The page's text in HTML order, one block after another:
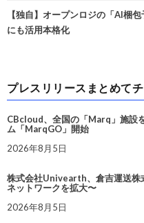
【独自】オープンロジの「AI梱
にも活用本格化
プレスリリースまとめて
CBcloud、全国の「Marq」施設
ム「MarqGO」開始
2026年8月5日
株式会社Univearth、倉吉運送株
ネットワークを拡大〜
2026年8月5日